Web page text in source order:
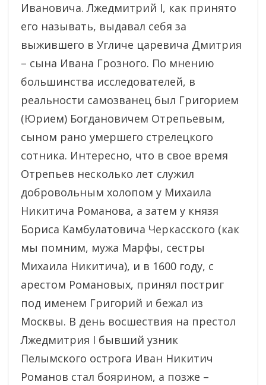
Ивановича. Лжедмитрий I, как принято
его называть, выдавал себя за
выжившего в Угличе царевича Дмитрия
– сына Ивана Грозного. По мнению
большинства исследователей, в
реальности самозванец был Григорием
(Юрием) Богдановичем Отрепьевым,
сыном рано умершего стрелецкого
сотника. Интересно, что в свое время
Отрепьев несколько лет служил
добровольным холопом у Михаила
Никитича Романова, а затем у князя
Бориса Камбулатовича Черкасского (как
мы помним, мужа Марфы, сестры
Михаила Никитича), и в 1600 году, с
арестом Романовых, принял постриг
под именем Григорий и бежал из
Москвы. В день восшествия на престол
Лжедмитрия I бывший узник
Пелымского острога Иван Никитич
Романов стал боярином, а позже –